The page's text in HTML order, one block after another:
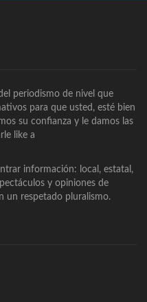
periodismo de nivel que
para que usted, esté bien
su confianza y le damos las
like a
información: local, estatal,
y opiniones de
un respetado pluralismo.